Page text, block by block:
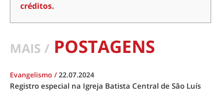
créditos.
MAIS / POSTAGENS
Evangelismo /22.07.2024
Registro especial na Igreja Batista Central de São Luís